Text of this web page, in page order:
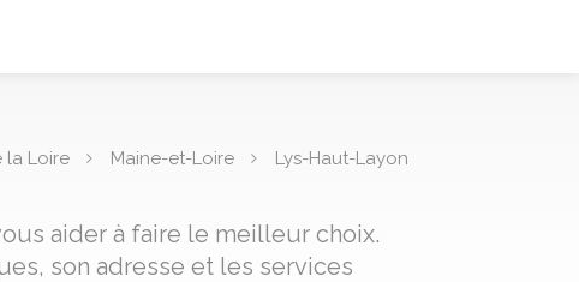
la Loire Maine-et-Loire Lys-Haut-Layon
aider à faire le meilleur choix.
son adresse et les services